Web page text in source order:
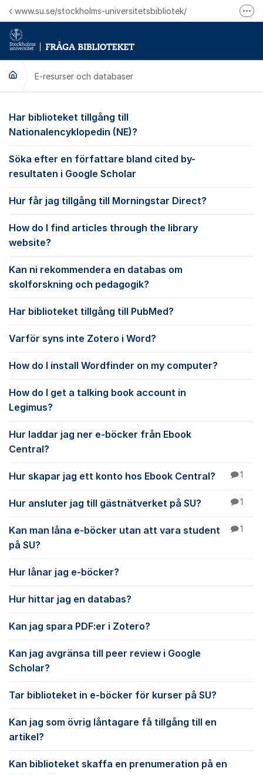
Hoppa till innehåll
www.su.se/stockholms-universitetsbibliotek/
E-resurser och databaser
E-resurser och
Har biblioteket tillgång till
Nationalencyklopedin (NE)?
Söka efter en författare bland cited by-
resultaten i Google Scholar
Hur får jag tillgång till Morningstar Direct?
How do I find articles through the library
website?
Kan ni rekommendera en databas om
skolforskning och pedagogik?
Har biblioteket tillgång till PubMed?
Varför syns inte Zotero i Word?
How do I install Wordfinder on my computer?
How do I get a talking book account in
Legimus?
Hur laddar jag ner e-böcker från Ebook
Central?
Hur skapar jag ett konto hos Ebook Central? 1
Hur ansluter jag till gästnätverket på SU? 1
Kan man låna e-böcker utan att vara student
på SU?
1
Hur lånar jag e-böcker?
Hur hittar jag en databas?
Kan jag spara PDF:er i Zotero?
Kan jag avgränsa till peer review i Google
Scholar?
Tar biblioteket in e-böcker för kurser på SU?
Kan jag som övrig låntagare få tillgång till en
artikel?
Kan biblioteket skaffa en prenumeration på en